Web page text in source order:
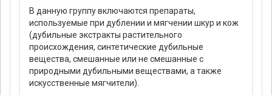
В данную группу включаются препараты,
используемые при дублении и мягчении шкур и кож
(дубильные экстракты растительного
происхождения, синтетические дубильные
вещества, смешанные или не смешанные с
природными дубильными веществами, а также
искусственные мягчители).